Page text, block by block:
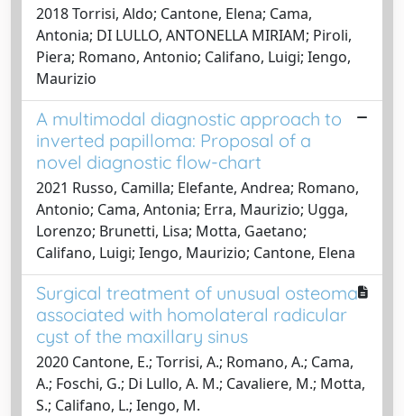
2018 Torrisi, Aldo; Cantone, Elena; Cama,
Antonia; DI LULLO, ANTONELLA MIRIAM; Piroli,
Piera; Romano, Antonio; Califano, Luigi; Iengo,
Maurizio
A multimodal diagnostic approach to
inverted papilloma: Proposal of a
novel diagnostic flow-chart
2021 Russo, Camilla; Elefante, Andrea; Romano,
Antonio; Cama, Antonia; Erra, Maurizio; Ugga,
Lorenzo; Brunetti, Lisa; Motta, Gaetano;
Califano, Luigi; Iengo, Maurizio; Cantone, Elena
Surgical treatment of unusual osteoma
associated with homolateral radicular
cyst of the maxillary sinus
2020 Cantone, E.; Torrisi, A.; Romano, A.; Cama,
A.; Foschi, G.; Di Lullo, A. M.; Cavaliere, M.; Motta,
S.; Califano, L.; Iengo, M.